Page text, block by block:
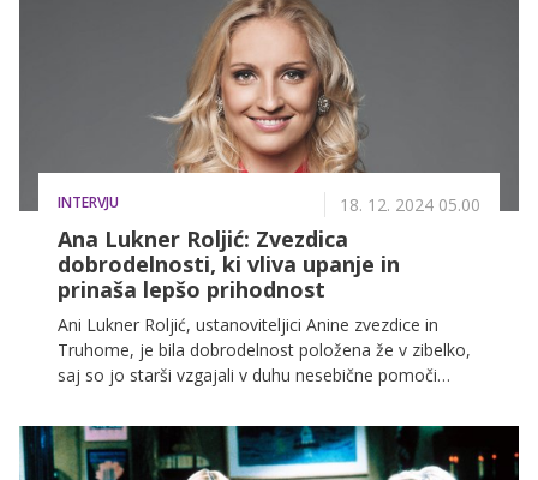
INTERVJU 18. 12. 2024 05.00
Ana Lukner Roljić: Zvezdica
dobrodelnosti, ki vliva upanje in
prinaša lepšo prihodnost
Ani Lukner Roljić, ustanoviteljici Anine zvezdice in
Truhome, je bila dobrodelnost položena že v zibelko,
saj so jo starši vzgajali v duhu nesebične pomoči
popolnoma transparentno dobrodelnost, saj le tako
pomoč vedno pride v prave roke. Njeno poslanstvo se
odraža v Anini zvezdici, ki že skoraj 15 let prinaša